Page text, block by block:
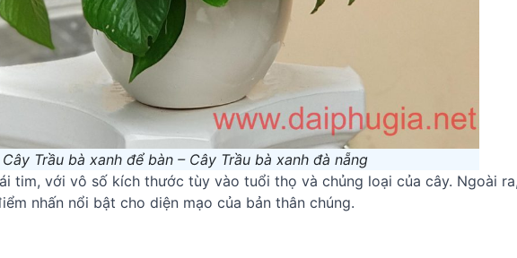
Cây Trầu bà xanh để bàn – Cây Trầu bà xanh đà nẵng
tim, với vô số kích thước tùy vào tuổi thọ và chủng loại của cây. Ngoài
nhấn nổi bật cho diện mạo của bản thân chúng.